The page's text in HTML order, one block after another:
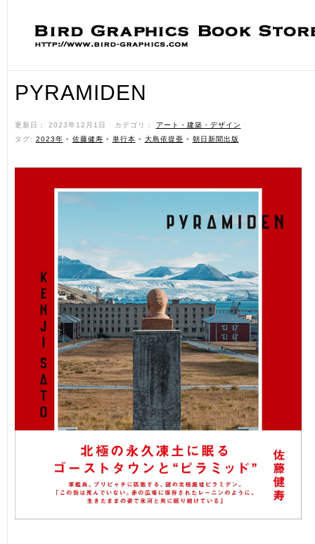
PYRAMIDEN
更新日： 2023年12月1日 ˑ カテゴリ： アート・建築・デザイン
ˑ
タグ: 2023年 • 佐藤健寿 • 単行本 • 大島依提亜 • 朝日新聞出版